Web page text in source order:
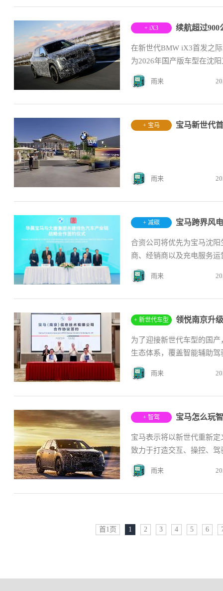
+ iX3
在新世代BMW iX3首发之
为2026年国产版车型在沈
雨来
+ 宝马
雨来
+ 减碳 宝马跨界风
合资公司将优先为宝马沈
商、经销商以及充电服务
雨来
+ 新世代车型 领悦南京升
为了迎接新世代车型的国
生态体系，覆盖智能辅助
雨来
+ 智驾
宝马表示将以新世代重新
致力于打造交互、操控、
雨来
首1页 1 2 3 4 5 6